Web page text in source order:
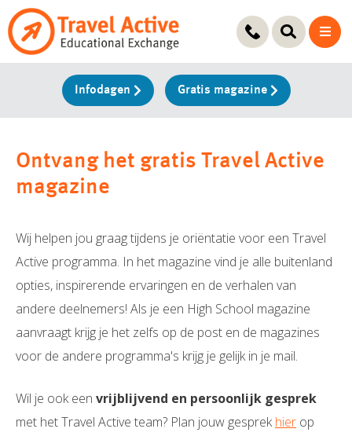
Ga
naar
Infodagen Gratis magazine
Ontvang het gratis Travel Active
magazine
Wij helpen jou graag tijdens je oriëntatie voor een Travel
Active programma. In het magazine vind je alle buitenland
opties, inspirerende ervaringen en de verhalen van
andere deelnemers! Als je een High School magazine
aanvraagt krijg je het zelfs op de post en de magazines
voor de andere programma's krijg je gelijk in je mail.
Wil je ook een vrijblijvend en persoonlijk gesprek
met het Travel Active team? Plan jouw gesprekhier op